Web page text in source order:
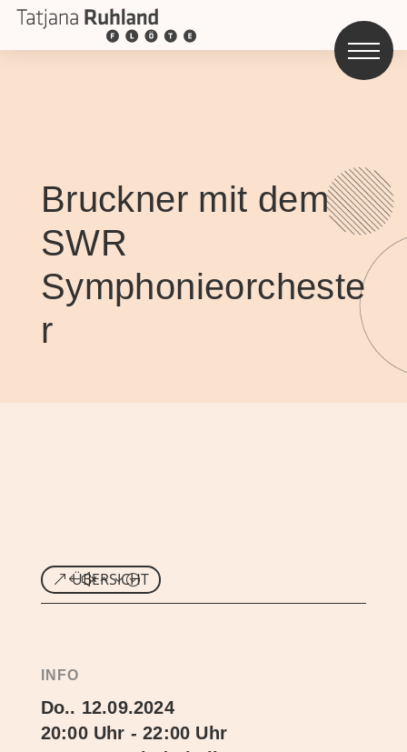
Bruckner mit dem
SWR
Symphonieorcheste
r
ÜBERSICHT
INFO
Do.. 12.09.2024
20:00 Uhr - 22:00 Uhr